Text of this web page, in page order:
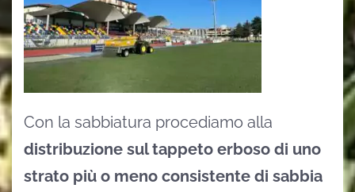
Con la sabbiatura procediamo alla
distribuzione sul tappeto erboso di uno
strato più o meno consistente di sabbia